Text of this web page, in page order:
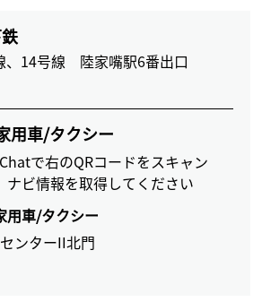
、14号線 陸家嘴駅6番出口
用車/タクシー
で右のQRコードをスキャン
ナビ情報を取得してください
用車/タクシー
センターII北門